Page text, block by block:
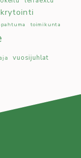
toimikunta
vuosijuhlat